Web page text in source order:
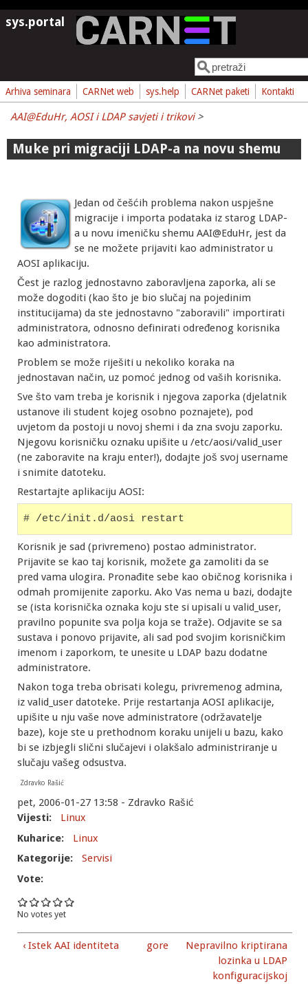
Skoči na glavni sadržaj
sys.portal
Obrazac pretrage
Pretraga
Arhiva seminara CARNet web sys.help CARNet paketi Kontakti
AAI@EduHr, AOSI i LDAP savjeti i trikovi>
Muke pri migraciji LDAP-a na novu shemu
Jedan od češćih problema nakon uspješne
migracije i importa podataka iz starog LDAP-
a u novu imeničku shemu AAI@EduHr, jest da
se ne možete prijaviti kao administrator u
AOSI aplikaciju.
Čest je razlog jednostavno zaboravljena zaporka, ali se
može dogoditi (kao što je bio slučaj na pojedinim
institucijama) da ste jednostavno "zaboravili" importirati
administratora, odnosno definirati određenog korisnika
kao administratora.
Problem se može riješiti u nekoliko koraka na
jednostavan način, uz pomoć jednog od vaših korisnika.
Sve što vam treba je korisnik i njegova zaporka (djelatnik
ustanove ili student kojeg osobno poznajete), pod
uvjetom da postoji u novoj shemi i da zna svoju zaporku.
Njegovu korisničku oznaku upišite u /etc/aosi/valid_user
(ne zaboravite na kraju enter!), dodajte još svoj username
i snimite datoteku.
Restartajte aplikaciju AOSI:
# /etc/init.d/aosi restart
Korisnik je sad (privremeno) postao administrator.
Prijavite se kao taj korisnik, možete ga zamoliti da se
pred vama ulogira. Pronađite sebe kao običnog korisnika i
odmah promijenite zaporku. Ako Vas nema u bazi, dodajte
se (ista korisnička oznaka koju ste si upisali u valid_user,
pravilno popunite sva polja koja se traže). Odjavite se sa
sustava i ponovo prijavite, ali sad pod svojim korisničkim
imenom i zaporkom, te unesite u LDAP bazu dodatne
administratore.
Nakon toga treba obrisati kolegu, privremenog admina,
iz valid_user datoteke. Prije restartanja AOSI aplikacije,
upišite u nju vaše nove administratore (održavatelje
baze), koje ste u prethodnom koraku unijeli u bazu, kako
bi se izbjegli slični slučajevi i olakšalo administriranje u
slučaju vašeg odsustva.
Zdravko Rašić
pet, 2006-01-27 13:58 - Zdravko Rašić
Vijesti:
Linux
Kuharice:
Linux
Kategorije:
Servisi
Vote:
No votes yet
‹ Istek AAI identiteta gore
Nepravilno kriptirana
lozinka u LDAP
konfiguracijskoj